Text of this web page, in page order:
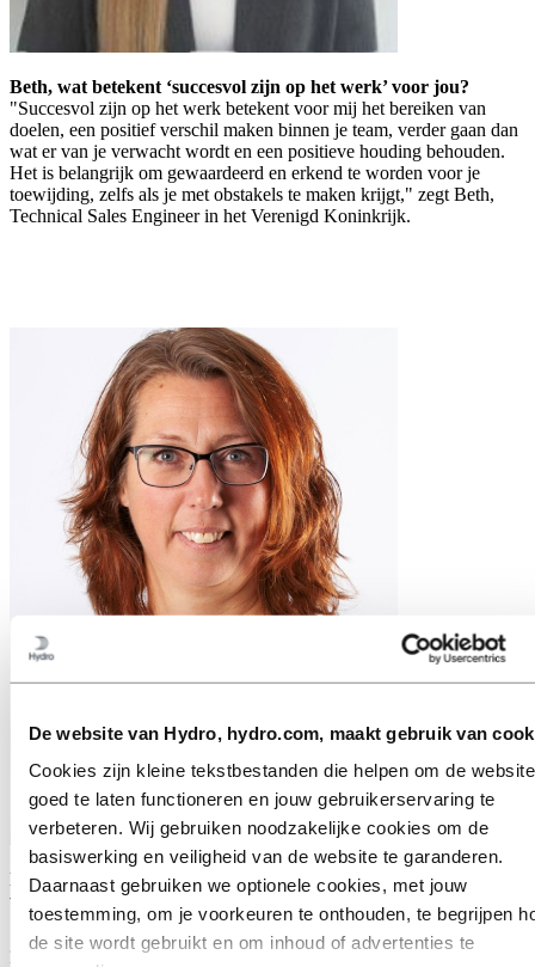
De website van Hydro, hydro.com, maakt gebruik van
Cookies zijn kleine tekstbestanden die helpen om de website
goed te laten functioneren en jouw gebruikerservaring te
verbeteren. Wij gebruiken noodzakelijke cookies om de
basiswerking en veiligheid van de website te garanderen.
Daarnaast gebruiken we optionele cookies, met jouw
toestemming, om je voorkeuren te onthouden, te begrijpen
de site wordt gebruikt en om inhoud of advertenties te
Beth, wat betekent ‘succesvol zijn op het werk’ voor jou?
"Succesvol zijn op het werk betekent voor mij het bereiken van
doelen, een positief verschil maken binnen je team, verder gaan dan
wat er van je verwacht wordt en een positieve houding behouden.
Het is belangrijk om gewaardeerd en erkend te worden voor je
toewijding, zelfs als je met obstakels te maken krijgt," zegt Beth,
Technical Sales Engineer in het Verenigd Koninkrijk.
Karin, hoe heeft jouw persoonlijke reis jouw visie op succes als
vrouw gevormd?
"Ik heb eerlijk gezegd nooit aan succes gedacht vanuit een
genderperspectief. Mijn persoonlijke reis heeft me geleerd om open-